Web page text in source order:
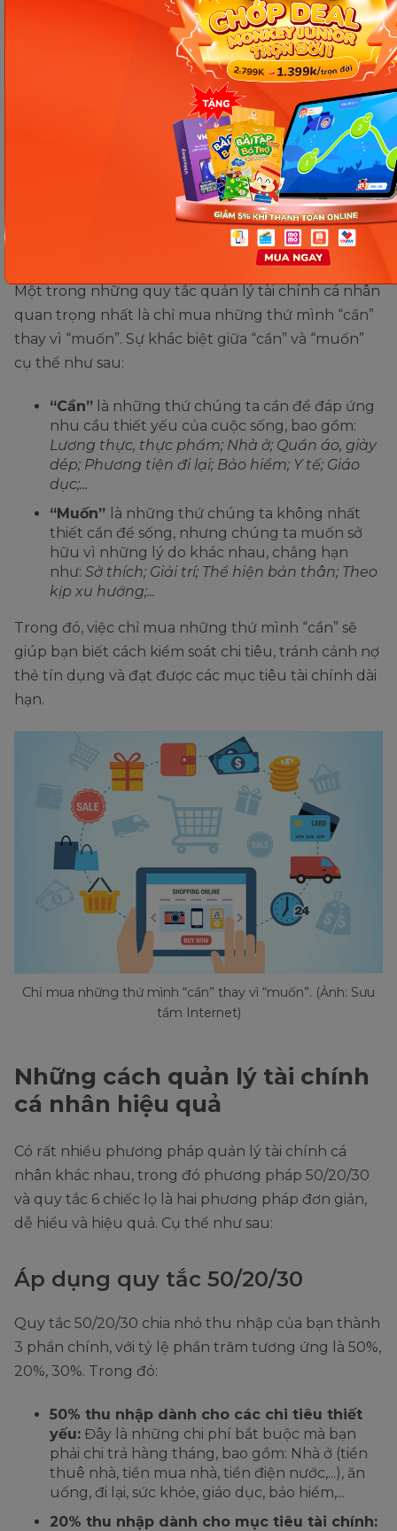
ĐỪNG BỎ LỠ!!
Các giải pháp giúp con phát triển toàn diện về
tư duy và ngôn ngữ.
Nhận ưu đãi lên đến 40% NGAY TẠI ĐÂY!
Chỉ mua những thứ mình “cần”
Một trong những quy tắc quản lý tài chính cá nhân
quan trọng nhất là chỉ mua những thứ mình “cần”
thay vì “muốn”. Sự khác biệt giữa “cần” và “muốn”
cụ thể như sau:
“Cần” là những thứ chúng ta cần để đáp ứng
nhu cầu thiết yếu của cuộc sống, bao gồm:
Lương thực, thực phẩm; Nhà ở; Quần áo, giày
dép; Phương tiện đi lại; Bảo hiểm; Y tế; Giáo
dục;...
“Muốn” là những thứ chúng ta không nhất
thiết cần để sống, nhưng chúng ta muốn sở
hữu vì những lý do khác nhau, chẳng hạn
như: Sở thích; Giải trí; Thể hiện bản thân; Theo
kịp xu hướng;...
Trong đó, việc chỉ mua những thứ mình “cần” sẽ
giúp bạn biết cách kiểm soát chi tiêu, tránh cảnh nợ
thẻ tín dụng và đạt được các mục tiêu tài chính dài
hạn.
Chỉ mua những thứ mình “cần” thay vì “muốn”. (Ảnh: Sưu
tầm Internet)
Những cách quản lý tài chính
cá nhân hiệu quả
Có rất nhiều phương pháp quản lý tài chính cá
nhân khác nhau, trong đó phương pháp 50/20/30
và quy tắc 6 chiếc lọ là hai phương pháp đơn giản,
dễ hiểu và hiệu quả. Cụ thể như sau:
Áp dụng quy tắc 50/20/30
Quy tắc 50/20/30 chia nhỏ thu nhập của bạn thành
3 phần chính, với tỷ lệ phần trăm tương ứng là 50%,
20%, 30%. Trong đó:
50% thu nhập dành cho các chi tiêu thiết
yếu: Đây là những chi phí bắt buộc mà bạn
phải chi trả hàng tháng, bao gồm: Nhà ở (tiền
thuê nhà, tiền mua nhà, tiền điện nước,...), ăn
uống, đi lại, sức khỏe, giáo dục, bảo hiểm,...
20% thu nhập dành cho mục tiêu tài chính: